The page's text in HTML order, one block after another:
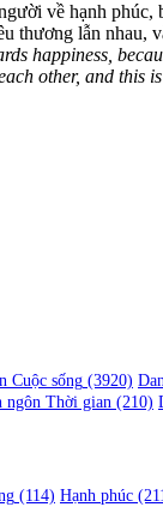
về hạnh
thương lẫn nhau,
happiness,
other, and this
Cuộc sống (3920)
ngôn Thời gian (210)
(114) Hạnh phúc